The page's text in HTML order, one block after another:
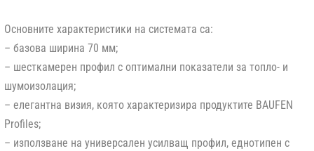
Основните характеристики на системата са:
– базова ширина 70 мм;
– шесткамерен профил с оптимални показатели за топло- и
шумоизолация;
– елегантна визия, която характеризира продуктите BAUFEN
Profiles;
– използване на универсален усилващ профил, еднотипен с